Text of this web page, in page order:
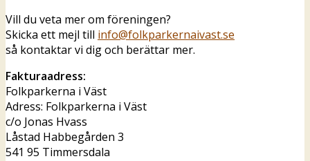
Vill du veta mer om föreningen?
Skicka ett mejl till info@folkparkernaivast.se
så kontaktar vi dig och berättar mer.
Fakturaadress:
Folkparkerna i Väst
Adress: Folkparkerna i Väst
c/o Jonas Hvass
Låstad Habbegården 3
541 95 Timmersdala